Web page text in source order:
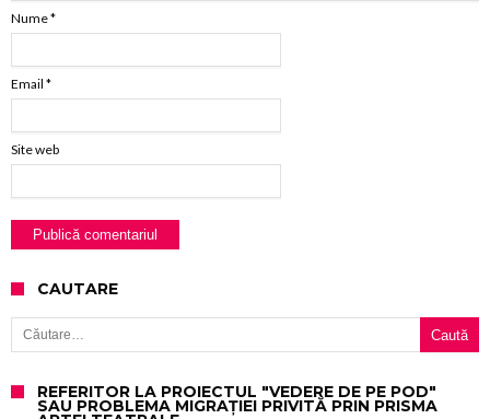
Nume*
Email *
Site web
CAUTARE
Caută după:
REFERITOR LA PROIECTUL "VEDERE DE PE POD"
SAU PROBLEMA MIGRAȚIEI PRIVITĂ PRIN PRISMA